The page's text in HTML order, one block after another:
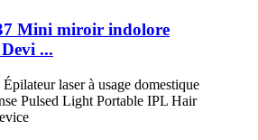
Mini miroir indolore
...